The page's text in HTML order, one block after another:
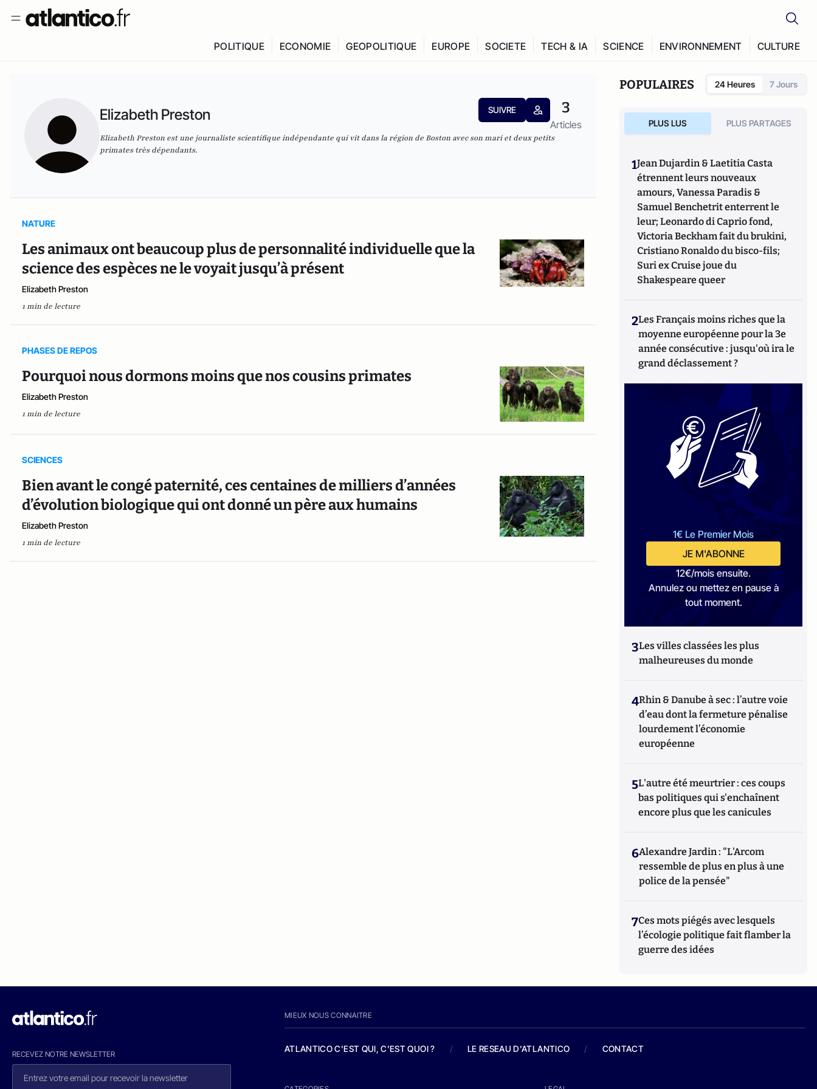
POLITIQUE ECONOMIE GEOPOLITIQUE EUROPE SOCIETE TECH & IA SCIENCE ENVIRONNEMENT CULTURE
Elizabeth Preston SUIVRE 3
Articles
Elizabeth Preston est une journaliste scientifique indépendante qui vit dans la région de Boston avec son mari et deux petits
primates très dépendants.
NATURE
Les animaux ont beaucoup plus de personnalité individuelle que la
science des espèces ne le voyait jusqu’à présent
Elizabeth Preston
1 min de lecture
PHASES DE REPOS
Pourquoi nous dormons moins que nos cousins primates
Elizabeth Preston
1 min de lecture
SCIENCES
Bien avant le congé paternité, ces centaines de milliers d’années
d’évolution biologique qui ont donné un père aux humains
Elizabeth Preston
1 min de lecture
POPULAIRES 24 Heures 7 Jours
PLUS LUS PLUS PARTAGES
1Jean Dujardin & Laetitia Casta
étrennent leurs nouveaux
amours, Vanessa Paradis &
Samuel Benchetrit enterrent le
leur; Leonardo di Caprio fond,
Victoria Beckham fait du brukini,
Cristiano Ronaldo du bisco-fils;
Suri ex Cruise joue du
Shakespeare queer
2Les Français moins riches que la
moyenne européenne pour la 3e
année consécutive : jusqu'où ira le
grand déclassement ?
1€ Le Premier Mois
JE M'ABONNE
12€/mois ensuite.
Annulez ou mettez en pause à
tout moment.
3Les villes classées les plus
malheureuses du monde
4Rhin & Danube à sec : l’autre voie
d’eau dont la fermeture pénalise
lourdement l’économie
européenne
5L'autre été meurtrier : ces coups
bas politiques qui s'enchaînent
encore plus que les canicules
6Alexandre Jardin : "L'Arcom
ressemble de plus en plus à une
police de la pensée"
7Ces mots piégés avec lesquels
l’écologie politique fait flamber la
guerre des idées
RECEVEZ NOTRE NEWSLETTER
MIEUX NOUS CONNAITRE
ATLANTICO C'EST QUI, C'EST QUOI ? / LE RESEAU D'ATLANTICO / CONTACT